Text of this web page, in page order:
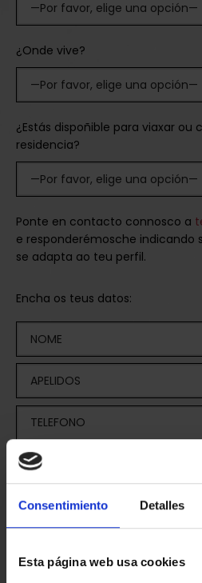
Consentimiento Detalles
Esta página web usa cookies
¿Onde vive?
¿Estás dispoñible para viaxar ou
residencia?
Ponte en contacto connosco a
e responderémosche indicando
se adapta ao teu perfil.
Encha os teus datos:
ANEXA O TEU CURRÍCULUM (PDF)